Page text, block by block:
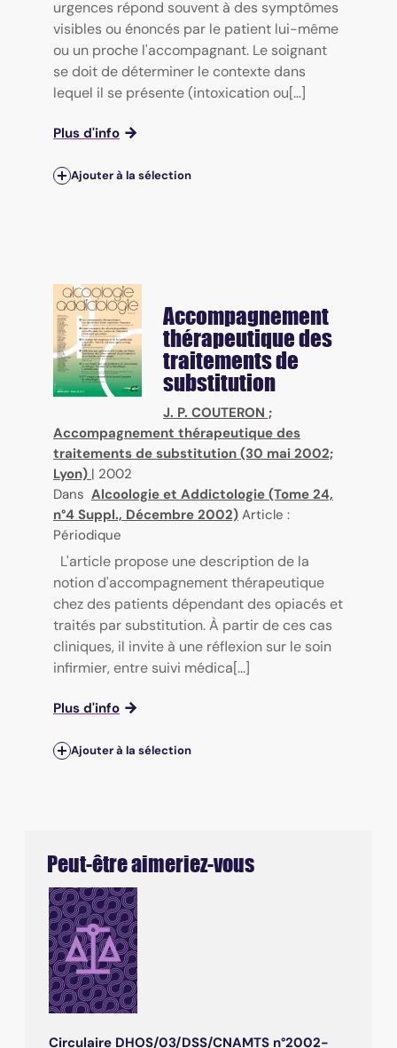
urgences répond souvent à des symptômes
visibles ou énoncés par le patient lui-même
ou un proche l'accompagnant. Le soignant
se doit de déterminer le contexte dans
lequel il se présente (intoxication ou[...]
Plus d'info
Ajouter à la sélection
Accompagnement
thérapeutique des
traitements de
substitution
J. P. COUTERON ;
Accompagnement thérapeutique des
traitements de substitution (30 mai 2002;
Lyon) | 2002
Dans Alcoologie et Addictologie (Tome 24,
n°4 Suppl., Décembre 2002) Article :
Périodique
L'article propose une description de la
notion d'accompagnement thérapeutique
chez des patients dépendant des opiacés et
traités par substitution. À partir de ces cas
cliniques, il invite à une réflexion sur le soin
infirmier, entre suivi médica[...]
Plus d'info
Ajouter à la sélection
Peut-être aimeriez-vous
Circulaire DHOS/03/DSS/CNAMTS n°2002-